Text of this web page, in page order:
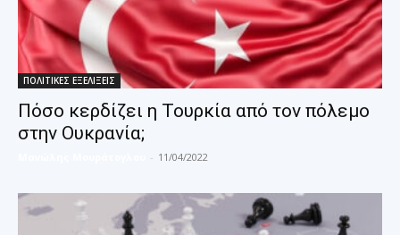
ΠΟΛΙΤΙΚΕΣ ΕΞΕΛΙΞΕΙΣ
Πόσο κερδίζει η Τουρκία από τον πόλεμο
στην Ουκρανία;
- 11/04/2022